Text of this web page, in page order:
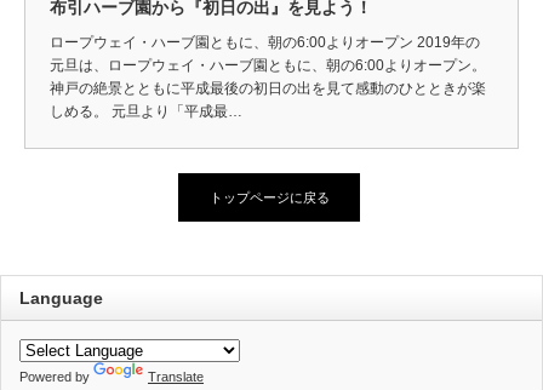
布引ハーブ園から『初日の出』を見よう！
ロープウェイ・ハーブ園ともに、朝の6:00よりオープン 2019年の
元旦は、ロープウェイ・ハーブ園ともに、朝の6:00よりオープン。
神戸の絶景とともに平成最後の初日の出を見て感動のひとときが楽
しめる。 元旦より「平成最…
トップページに戻る
Language
Powered by Translate